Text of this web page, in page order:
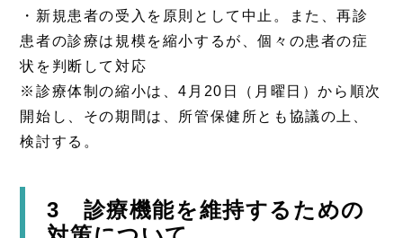
・新規患者の受入を原則として中止。また、再診
患者の診療は規模を縮小するが、個々の患者の症
状を判断して対応
※診療体制の縮小は、4月20日（月曜日）から順次
開始し、その期間は、所管保健所とも協議の上、
検討する。
3 診療機能を維持するための